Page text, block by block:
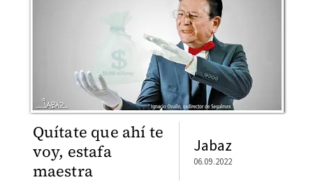
Quítate que ahí te
voy, estafa
maestra
Jabaz
06.09.2022